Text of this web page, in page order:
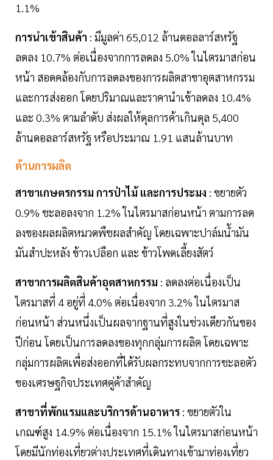
1.1%
การนำเข้าสินค้า : มีมูลค่า 65,012 ล้านดอลลาร์สหรัฐ
ลดลง 10.7% ต่อเนื่องจากการลดลง 5.0% ในไตรมาสก่อน
หน้า สอดคล้องกับการลดลงของการผลิตสาขาอุตสาหกรรม
และการส่งออก โดยปริมาณและราคานำเข้าลดลง 10.4%
และ 0.3% ตามลำดับ ส่งผลให้ดุลการค้าเกินดุล 5,400
ล้านดอลลาร์สหรัฐ หรือประมาณ 1.91 แสนล้านบาท
ด้านการผลิต
สาขาเกษตรกรรม การป่าไม้ และการประมง : ขยายตัว
0.9% ชะลอลงจาก 1.2% ในไตรมาสก่อนหน้า ตามการลด
ลงของผลผลิตหมวดพืชผลสำคัญ โดยเฉพาะปาล์มน้ำมัน
มันสำปะหลัง ข้าวเปลือก และ ข้าวโพดเลี้ยงสัตว์
สาขาการผลิตสินค้าอุตสาหกรรม : ลดลงต่อเนื่องเป็น
ไตรมาสที่ 4 อยู่ที่ 4.0% ต่อเนื่องจาก 3.2% ในไตรมาส
ก่อนหน้า ส่วนหนึ่งเป็นผลจากฐานที่สูงในช่วงเดียวกันของ
ปีก่อน โดยเป็นการลดลงของทุกกลุ่มการผลิต โดยเฉพาะ
กลุ่มการผลิตเพื่อส่งออกที่ได้รับผลกระทบจากการชะลอตัว
ของเศรษฐกิจประเทศคู่ค้าสำคัญ
สาขาที่พักแรมและบริการด้านอาหาร : ขยายตัวใน
เกณฑ์สูง 14.9% ต่อเนื่องจาก 15.1% ในไตรมาสก่อนหน้า
โดยมีนักท่องเที่ยวต่างประเทศที่เดินทางเข้ามาท่องเที่ยว